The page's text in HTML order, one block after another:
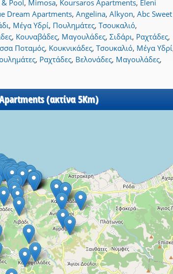
Pool , Mimosa, Koursaros Apartments, Eleni
Dream Apartments, Angelina, Alkyon, Abc Sweet
, Μέγα Υδρί, Πουλημάτες, Τσουκαλιό,
, Κουναβάδες, Μαγουλάδες, Σιδάρι, Ραχτάδες,
Ποταμός, Κουκνικάδες, Τσουκαλιό, Μέγα Υδρί
, Ραχτάδες, Βελονάδες, Μαγουλάδες,
(ακτίνα 5Km)